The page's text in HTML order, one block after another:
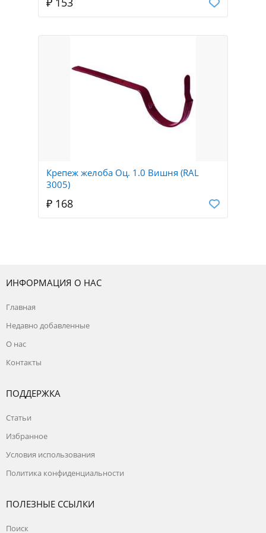
Крепеж желоба Оц. 1.0 Вишня (RAL
3005)
₽ 168
ИНФОРМАЦИЯ О НАС
Главная
Недавно добавленные
О нас
Контакты
ПОДДЕРЖКА
Статьи
Избранное
Условия использования
Политика конфиденциальности
ПОЛЕЗНЫЕ ССЫЛКИ
Поиск